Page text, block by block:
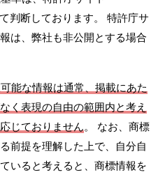
判断しております。 特許庁サ
は、弊社も非公開とする場合
能な情報は通常、掲載にあた
く表現の自由の範囲内と考え
じておりません。 なお、商標
前提を理解した上で、自分自
いると考えると、商標情報を